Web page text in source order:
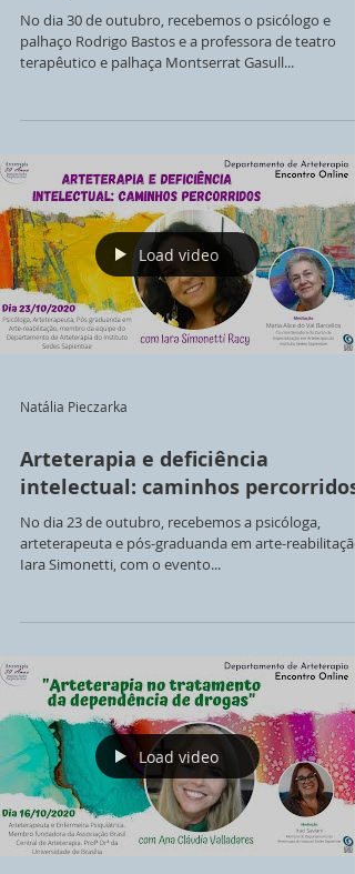
No dia 30 de outubro, recebemos o psicólogo e
palhaço Rodrigo Bastos e a professora de teatro
terapêutico e palhaça Montserrat Gasull...
Load video
Natália Pieczarka
Arteterapia e deficiência
intelectual: caminhos percorridos
No dia 23 de outubro, recebemos a psicóloga,
arteterapeuta e pós-graduanda em arte-reabilitação,
Iara Simonetti, com o evento...
Load video